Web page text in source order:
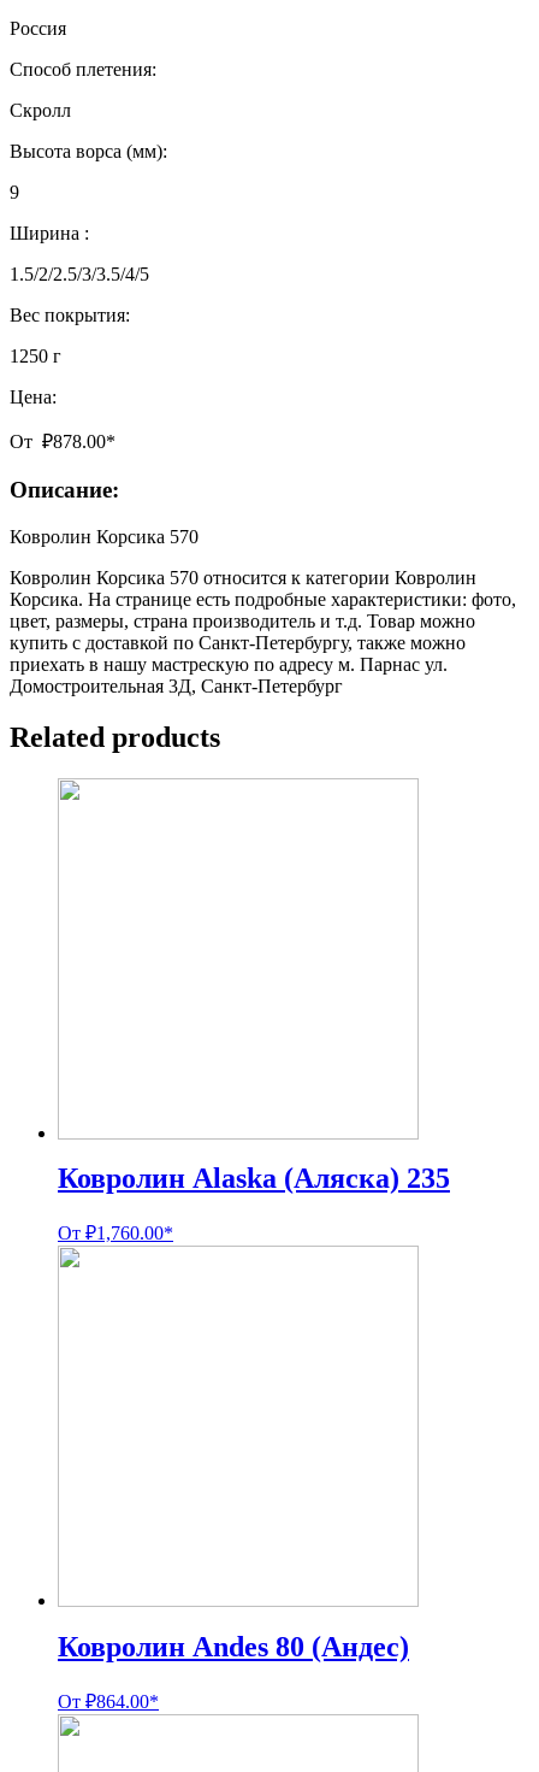
Россия
Способ плетения:
Скролл
Высота ворса (мм):
9
Ширина :
1.5/2/2.5/3/3.5/4/5
Вес покрытия:
1250 г
Цена:
От ₽878.00*
Описание:
Ковролин Корсика 570
Ковролин Корсика 570 относится к категории Ковролин
Корсика. На странице есть подробные характеристики: фото,
цвет, размеры, страна производитель и т.д. Товар можно
купить с доставкой по Санкт-Петербургу, также можно
приехать в нашу мастрескую по адресу м. Парнас ул.
Домостроительная 3Д, Санкт-Петербург
Related products
Ковролин Alaska (Аляска) 235
От ₽1,760.00*
Ковролин Andes 80 (Андес)
От ₽864.00*